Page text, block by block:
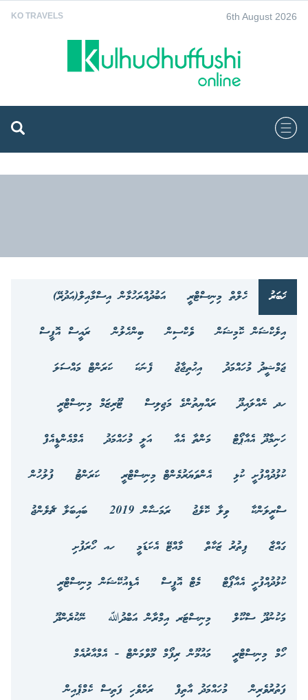
KO TRAVELS 6th August 2026
ޚަބަރު ހެލްތް މިނިސްޓްރީ
އަބުދުއްރަހުމާން އިސްމާއިލް(އަދުރޭ)
އިލެކްޝަން ކޮމިޝަން
ވެކްސިން ބިންހެލުން
ރައީސް އޮފީސް
ޖަމްޝީދު މުހައްމަދު
އިޙުތިޖާޖު ފެނަކަ
ކަރަންޓް މައްސަލަ
ހދ ނެއްލައިދޫ
ރައްޔިތުންގެ މަޖިލިސް
ޓޫރިޒަމް މިނިސްޓްރީ
ހަނިމާދޫ އެއާޕޯޓް
މަންތާ އެއާ އަލީ މުހައްމަދު
އެމްއެންޑީއެފް
ކުޅުދުއްފުށީ ކުޅި
އެންވަޔަރުމެންޓް މިނިސްޓްރީ ކަރަންޓު
ފުލުހުން
ސްރީލަންކާ
ވިލާ ކޮލެޖު ރަމަޟާން 2019
ބައިބަލާ ޗެލެންޖު
ގައްޒާ
ފިތުރު ޒަކާތް މާއްޓޭ އެކަޑަމީ
ހއ ހޯރަފުށި
ކުޅުދުއްފުށީ އެއާޕޯޓް
މެޓް އޮފީސް
އެޑިއުކޭޝަން މިނިސްޓްރީ
މަކުނުދޫ ސްކޫލް
މިނިސްޓަރ އިމްރާން އަބްދުﷲ
ނޭކުރެންދޫ
ހޯމް މިނިސްޓްރީ
މައުމޫން ރިފޯމް މޫވްމަންޓް - އެމްއާރުއެމް
ފަތުރުވެރިން
މުހައްމަދު އާތިފް
ރަށްވެހި ފަތިސް ކެމްޕެއިން